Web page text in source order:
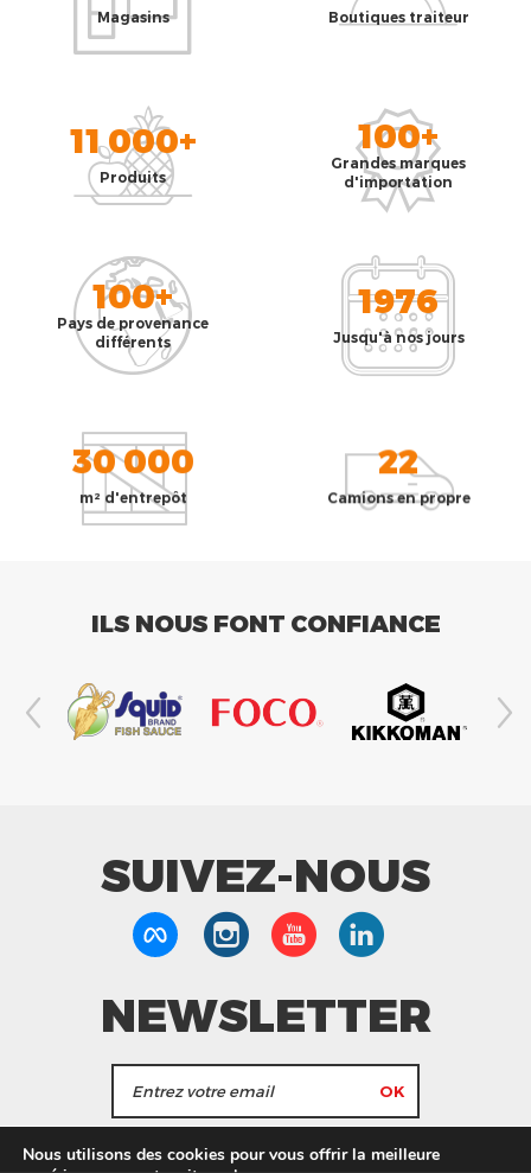
Magasins Boutiques traiteur
11 000+
Produits
100+
Grandes marques
d'importation
100+
Pays de provenance
différents
1976
Jusqu'à nos jours
30 000
m² d'entrepôt
22
Camions en propre
ILS NOUS FONT CONFIANCE
SUIVEZ-NOUS
NEWSLETTER
J'accepte de recevoir les actualités et les
Nous utilisons des cookies pour vous offrir la meilleure